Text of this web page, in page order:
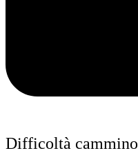
Difficoltà cammino